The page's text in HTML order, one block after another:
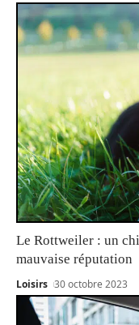
Le Rottweiler : un
mauvaise réputation
Loisirs 30 octobre 2023